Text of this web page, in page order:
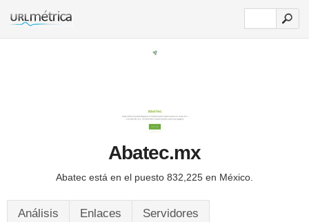
Abatec.mx
Abatec está en el puesto 832,225 en México.
Análisis Enlaces Servidores